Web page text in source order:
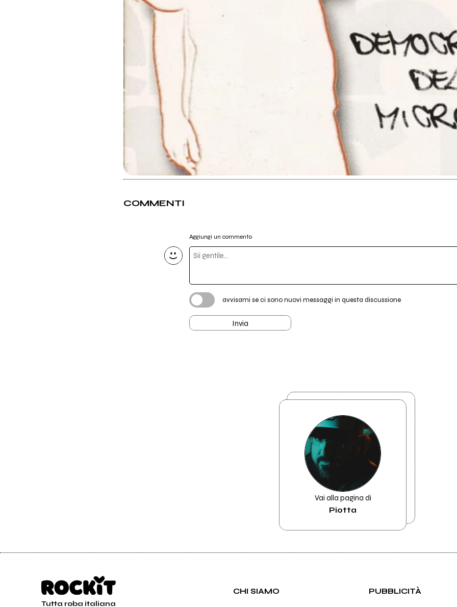
COMMENTI
Aggiungi un commento
avvisami se ci sono nuovi messaggi in questa discussione
Invia
Vai alla pagina di
Piotta
Tutta roba italiana
CHI SIAMO PUBBLICITÀ